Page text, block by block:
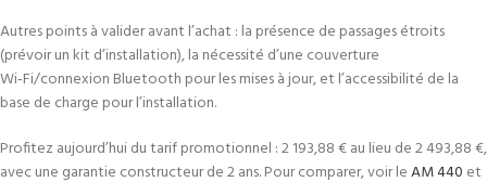
Autres points à valider avant l’achat : la présence de passages étroits
(prévoir un kit d’installation), la nécessité d’une couverture
Wi‑Fi/connexion Bluetooth pour les mises à jour, et l’accessibilité de la
base de charge pour l’installation.
Profitez aujourd’hui du tarif promotionnel : 2 193,88 € au lieu de 2 493,88 €,
avec une garantie constructeur de 2 ans. Pour comparer, voir leAM 440 et